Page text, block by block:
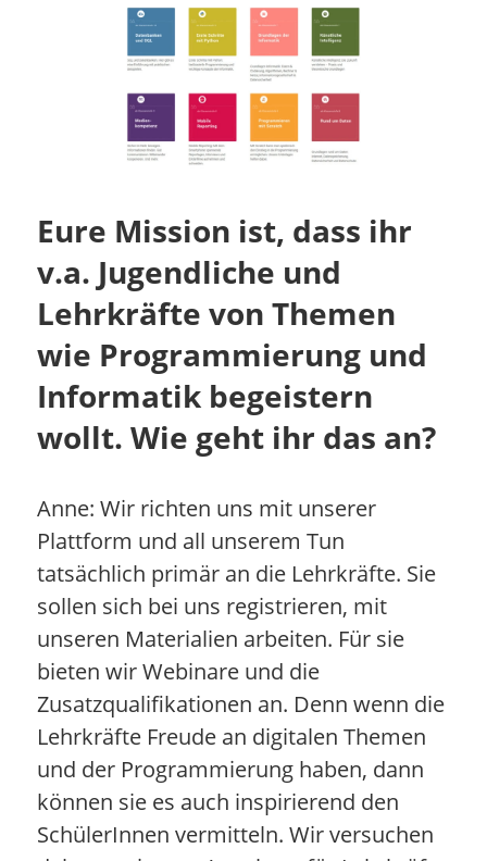
Eure Mission ist, dass ihr
v.a. Jugendliche und
Lehrkräfte von Themen
wie Programmierung und
Informatik begeistern
wollt. Wie geht ihr das an?
Anne: Wir richten uns mit unserer
Plattform und all unserem Tun
tatsächlich primär an die Lehrkräfte. Sie
sollen sich bei uns registrieren, mit
unseren Materialien arbeiten. Für sie
bieten wir Webinare und die
Zusatzqualifikationen an. Denn wenn die
Lehrkräfte Freude an digitalen Themen
und der Programmierung haben, dann
können sie es auch inspirierend den
SchülerInnen vermitteln. Wir versuchen